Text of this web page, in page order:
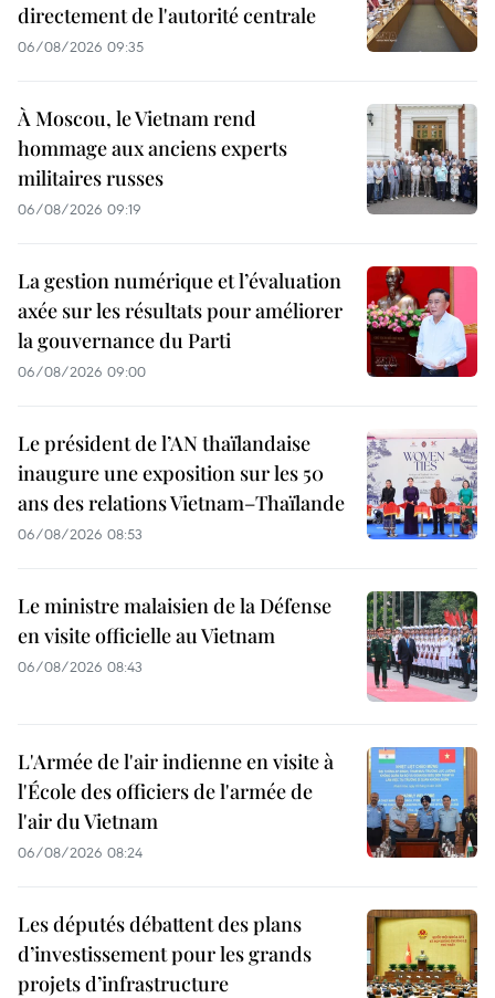
directement de l'autorité centrale
06/08/2026 09:35
À Moscou, le Vietnam rend
hommage aux anciens experts
militaires russes
06/08/2026 09:19
La gestion numérique et l’évaluation
axée sur les résultats pour améliorer
la gouvernance du Parti
06/08/2026 09:00
Le président de l’AN thaïlandaise
inaugure une exposition sur les 50
ans des relations Vietnam–Thaïlande
06/08/2026 08:53
Le ministre malaisien de la Défense
en visite officielle au Vietnam
06/08/2026 08:43
L'Armée de l'air indienne en visite à
l'École des officiers de l'armée de
l'air du Vietnam
06/08/2026 08:24
Les députés débattent des plans
d’investissement pour les grands
projets d’infrastructure